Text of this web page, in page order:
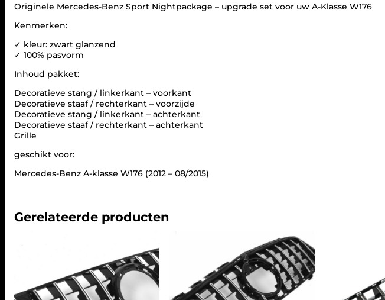
Originele Mercedes-Benz Sport Nightpackage – upgrade set voor uw A-Klasse W176
Kenmerken:
✓ kleur: zwart glanzend
✓ 100% pasvorm
Inhoud pakket:
Decoratieve stang / linkerkant – voorkant
Decoratieve staaf / rechterkant – voorzijde
Decoratieve stang / linkerkant – achterkant
Decoratieve staaf / rechterkant – achterkant
Grille
geschikt voor:
Mercedes-Benz A-klasse W176 (2012 – 08/2015)
Gerelateerde producten